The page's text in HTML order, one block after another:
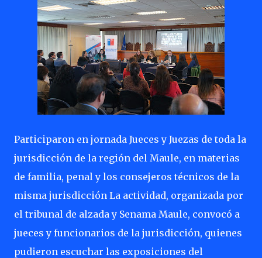
Participaron en jornada Jueces y Juezas de toda la
jurisdicción de la región del Maule, en materias
de familia, penal y los consejeros técnicos de la
misma jurisdicción La actividad, organizada por
el tribunal de alzada y Senama Maule, convocó a
jueces y funcionarios de la jurisdicción, quienes
pudieron escuchar las exposiciones del